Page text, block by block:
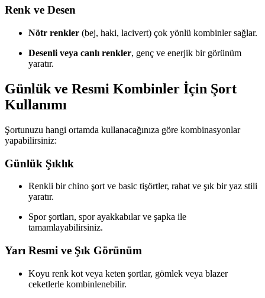
Renk ve Desen
Nötr renkler (bej, haki, lacivert) çok yönlü kombinler sağlar.
Desenli veya canlı renkler, genç ve enerjik bir görünüm
yaratır.
Günlük ve Resmi Kombinler İçin Şort
Kullanımı
Şortunuzu hangi ortamda kullanacağınıza göre kombinasyonlar
yapabilirsiniz:
Günlük Şıklık
Renkli bir chino şort ve basic tişörtler, rahat ve şık bir yaz stili
yaratır.
Spor şortları, spor ayakkabılar ve şapka ile
tamamlayabilirsiniz.
Yarı Resmi ve Şık Görünüm
Koyu renk kot veya keten şortlar, gömlek veya blazer
ceketlerle kombinlenebilir.